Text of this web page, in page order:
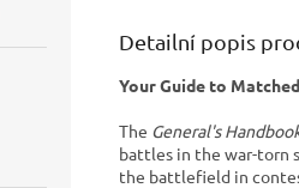
Detailní popis
Your Guide to
The General's
battles in the war-torn
the battlefield in